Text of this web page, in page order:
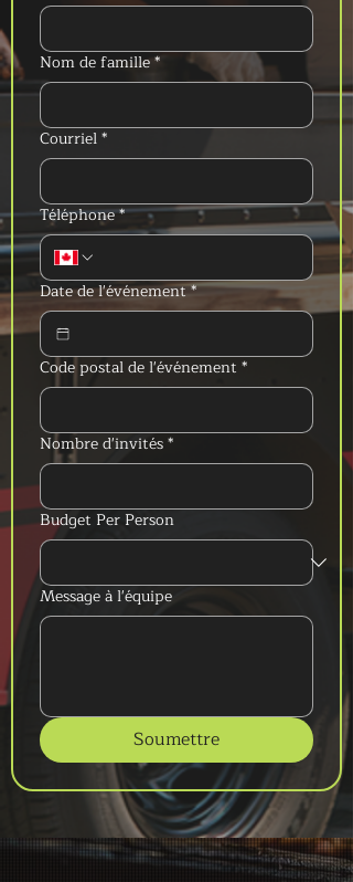
Nom de famille*
Courriel*
Téléphone*
Date de l'événement*
Code postal de l'événement *
Nombre d'invités*
Budget Per Person
Message à l'équipe
Soumettre